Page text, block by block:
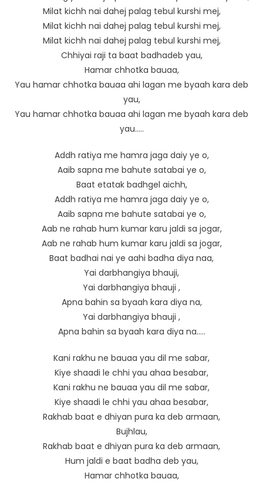
Milat kichh nai dahej palag tebul kurshi mej,
Milat kichh nai dahej palag tebul kurshi mej,
Milat kichh nai dahej palag tebul kurshi mej,
Chhiyai raji ta baat badhadeb yau,
Hamar chhotka bauaa,
Yau hamar chhotka bauaa ahi lagan me byaah kara deb
yau,
Yau hamar chhotka bauaa ahi lagan me byaah kara deb
yau…..
Addh ratiya me hamra jaga daiy ye o,
Aaib sapna me bahute satabai ye o,
Baat etatak badhgel aichh,
Addh ratiya me hamra jaga daiy ye o,
Aaib sapna me bahute satabai ye o,
Aab ne rahab hum kumar karu jaldi sa jogar,
Aab ne rahab hum kumar karu jaldi sa jogar,
Baat badhai nai ye aahi badha diya naa,
Yai darbhangiya bhauji,
Yai darbhangiya bhauji ,
Apna bahin sa byaah kara diya na,
Yai darbhangiya bhauji ,
Apna bahin sa byaah kara diya na…..
Kani rakhu ne bauaa yau dil me sabar,
Kiye shaadi le chhi yau ahaa besabar,
Kani rakhu ne bauaa yau dil me sabar,
Kiye shaadi le chhi yau ahaa besabar,
Rakhab baat e dhiyan pura ka deb armaan,
Bujhlau,
Rakhab baat e dhiyan pura ka deb armaan,
Hum jaldi e baat badha deb yau,
Hamar chhotka bauaa,